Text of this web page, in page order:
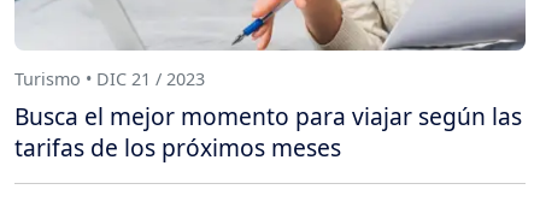
Turismo • DIC 21 / 2023
Busca el mejor momento para viajar según las
tarifas de los próximos meses